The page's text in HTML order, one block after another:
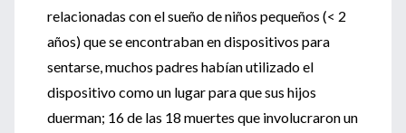
relacionadas con el sueño de niños pequeños (< 2
años) que se encontraban en dispositivos para
sentarse, muchos padres habían utilizado el
dispositivo como un lugar para que sus hijos
duerman; 16 de las 18 muertes que involucraron un